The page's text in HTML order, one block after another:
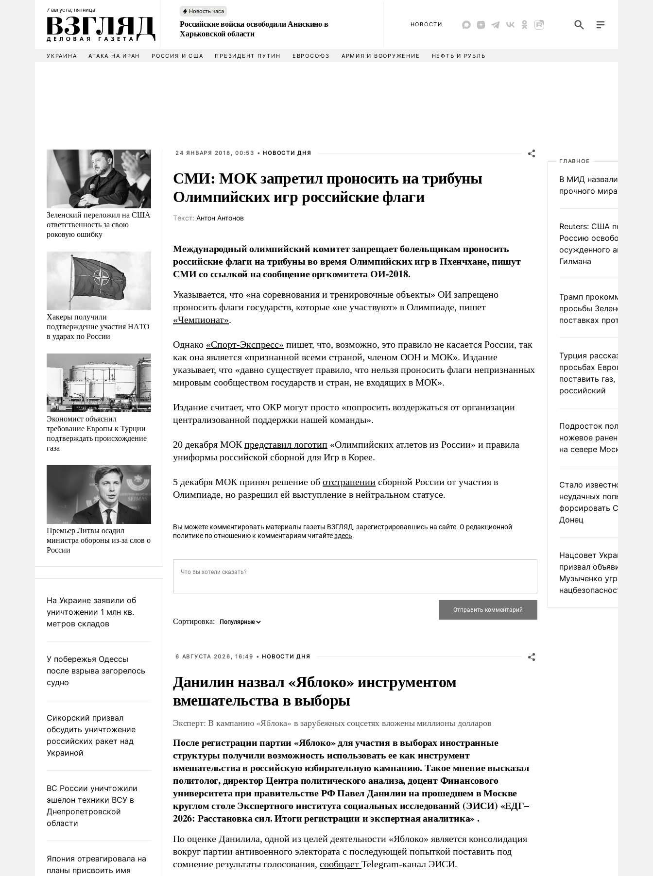
7 августа, пятница Новость часа
Российские войска освободили Анискино в
Харьковской области
НОВОСТИ
УКРАИНА АТАКА НА ИРАН РОССИЯ И США ПРЕЗИДЕНТ ПУТИН ЕВРОСОЮЗ АРМИЯ И ВООРУЖЕНИЕ НЕФТЬ И РУБЛЬ
Зеленский переложил на США
ответственность за свою
роковую ошибку
Хакеры получили
подтверждение участия НАТО
в ударах по России
Экономист объяснил
требование Европы к Турции
подтверждать происхождение
газа
Премьер Литвы осадил
министра обороны из-за слов о
России
На Украине заявили об
уничтожении 1 млн кв.
метров складов
У побережья Одессы
после взрыва загорелось
судно
Сикорский призвал
обсудить уничтожение
российских ракет над
Украиной
ВС России уничтожили
эшелон техники ВСУ в
Днепропетровской
области
Япония отреагировала на
планы присвоить имя
24 ЯНВАРЯ 2018, 00:53 • НОВОСТИ ДНЯ
СМИ: МОК запретил проносить на трибуны
Олимпийских игр российские флаги
Tекст: Антон Антонов
Международный олимпийский комитет запрещает болельщикам проносить
российские флаги на трибуны во время Олимпийских игр в Пхенчхане, пишут
СМИ со ссылкой на сообщение оргкомитета ОИ-2018.
Указывается, что «на соревнования и тренировочные объекты» ОИ запрещено
проносить флаги государств, которые «не участвуют» в Олимпиаде, пишет
«Чемпионат».
Однако «Спорт-Экспресс» пишет, что, возможно, это правило не касается России, так
как она является «признанной всеми страной, членом ООН и МОК». Издание
указывает, что «давно существует правило, что нельзя проносить флаги непризнанных
мировым сообществом государств и стран, не входящих в МОК».
Издание считает, что ОКР могут просто «попросить воздержаться от организации
централизованной поддержки нашей команды».
20 декабря МОК представил логотип «Олимпийских атлетов из России» и правила
униформы российской сборной для Игр в Корее.
5 декабря МОК принял решение об отстранении сборной России от участия в
Олимпиаде, но разрешил ей выступление в нейтральном статусе.
Вы можете комментировать материалы газеты ВЗГЛЯД, зарегистрировавшись на сайте. О редакционной
политике по отношению к комментариям читайтездесь.
Сортировка:
6 АВГУСТА 2026, 16:49 • НОВОСТИ ДНЯ
Данилин назвал «Яблоко» инструментом
вмешательства в выборы
Эксперт: В кампанию «Яблока» в зарубежных соцсетях вложены миллионы долларов
После регистрации партии «Яблоко» для участия в выборах иностранные
структуры получили возможность использовать ее как инструмент
вмешательства в российскую избирательную кампанию. Такое мнение высказал
политолог, директор Центра политического анализа, доцент Финансового
университета при правительстве РФ Павел Данилин на прошедшем в Москве
круглом столе Экспертного института социальных исследований (ЭИСИ) «ЕДГ–
2026: Расстановка сил. Итоги регистрации и экспертная аналитика» .
По оценке Данилила, одной из целей деятельности «Яблоко» является консолидация
вокруг партии антивоенного электората с последующей попыткой поставить под
сомнение результаты голосования, сообщает Telegram-канал ЭИСИ.
ГЛАВНОЕ
В МИД назвали условия
прочного мира на
Reuters: США
Россию освободить
осужденного
Гилмана
Трамп
просьбы Зеленского о
поставках
Турция рассказала о
просьбах Европы
поставить газ, но не
российский
Подросток получил
ножевое ранение в
на севере Москвы
Стало известно о
неудачных попытках
форсировать
Донец
Нацсовет Украины по
призвал объявить
Музыченко угрозой
нацбезопасности